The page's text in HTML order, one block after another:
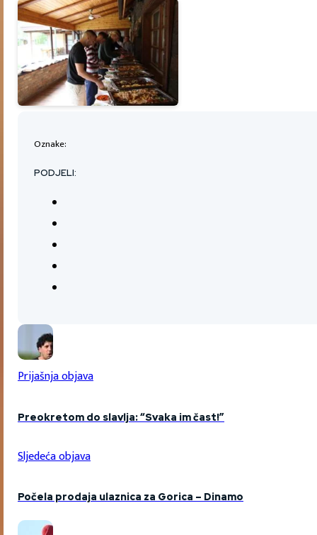
Oznake:
PODJELI:
Prijašnja objava
Preokretom do slavlja: “Svaka im čast!”
Sljedeća objava
Počela prodaja ulaznica za Gorica – Dinamo